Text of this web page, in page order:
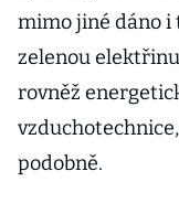
mimo jiné dáno i
zelenou elektřinu
rovněž
podobně.